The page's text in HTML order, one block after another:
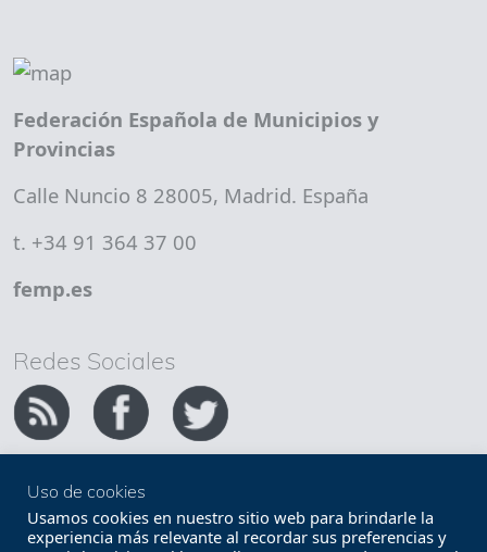
Federación Española de Municipios y
Provincias
Calle Nuncio 8 28005, Madrid. España
t. +34 91 364 37 00
femp.es
Redes Sociales
Copyright FEMP
Accesibilidad
Uso de cookies
Usamos cookies en nuestro sitio web para brindarle la
experiencia más relevante al recordar sus preferencias y